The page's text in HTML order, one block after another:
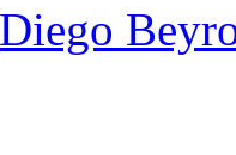
Diego